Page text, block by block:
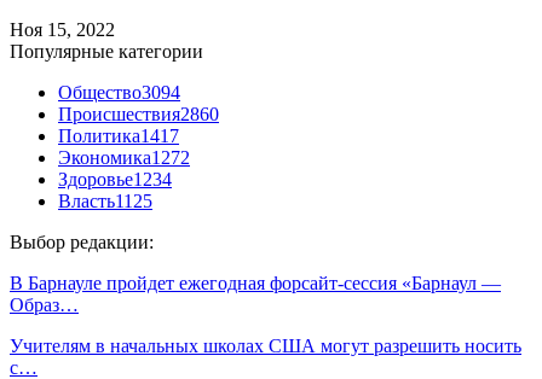
Ноя 15, 2022
Популярные категории
Общество3094
Происшествия2860
Политика1417
Экономика1272
Здоровье1234
Власть1125
Выбор редакции:
В Барнауле пройдет ежегодная форсайт-сессия «Барнаул —
Образ…
Учителям в начальных школах США могут разрешить носить
с…